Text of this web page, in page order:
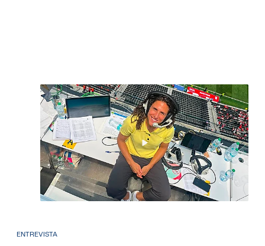
ENTREVISTA